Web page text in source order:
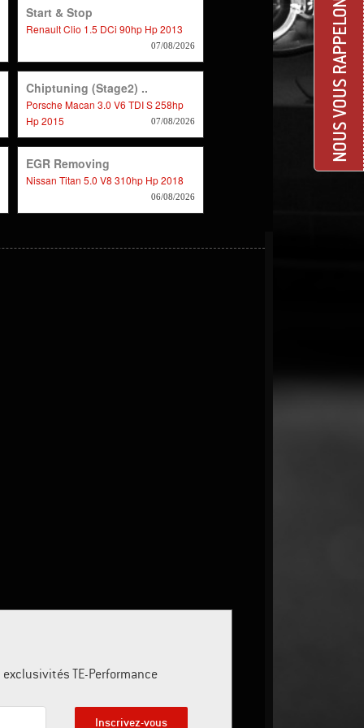
NOUS VOUS RAPPELONS
Start & Stop
Renault Clio 1.5 DCi 90hp Hp 2013
07/08/2026
Chiptuning (Stage2) ..
Porsche Macan 3.0 V6 TDI S 258hp
Hp 2015
07/08/2026
EGR Removing
Nissan Titan 5.0 V8 310hp Hp 2018
06/08/2026
TE-Performance